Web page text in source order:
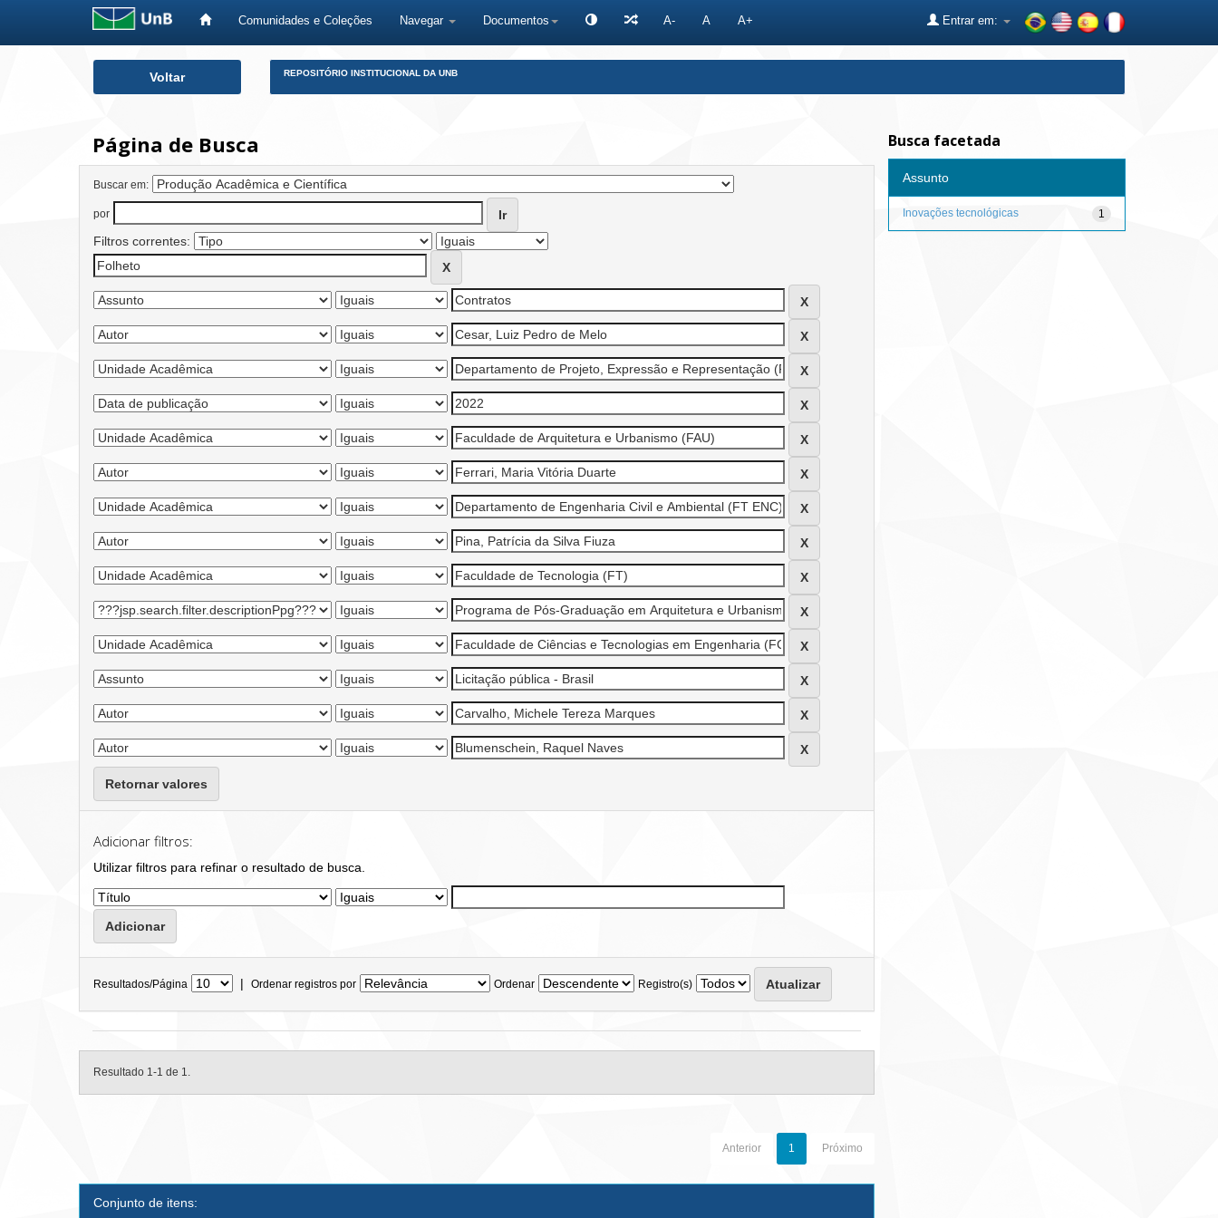
Comunidades e Coleções Navegar Documentos A- A A+ Entrar em:
Voltar REPOSITÓRIO INSTITUCIONAL DA UNB
Página de Busca
Buscar em:
por
Filtros correntes:
Retornar valores
Adicionar filtros:
Utilizar filtros para refinar o resultado de busca.
Resultados/Página | Ordenar registros por Ordenar Registro(s)
Resultado 1-1 de 1.
Anterior 1 Próximo
Conjunto de itens:
Busca facetada
Assunto
1
Inovações tecnológicas